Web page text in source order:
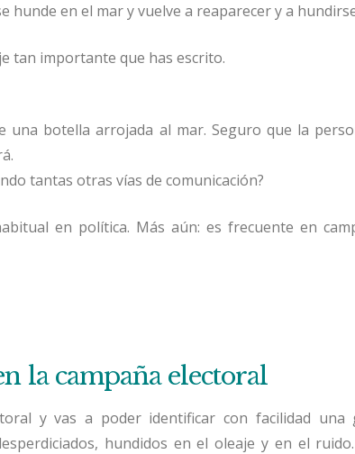
hunde en el mar y vuelve a reaparecer y a
tan importante que has escrito.
una botella arrojada al mar. Seguro que la
tantas otras vías de comunicación?
en política. Más aún: es frecuente en
la campaña electoral
y vas a poder identificar con facilidad una
hundidos en el oleaje y en el